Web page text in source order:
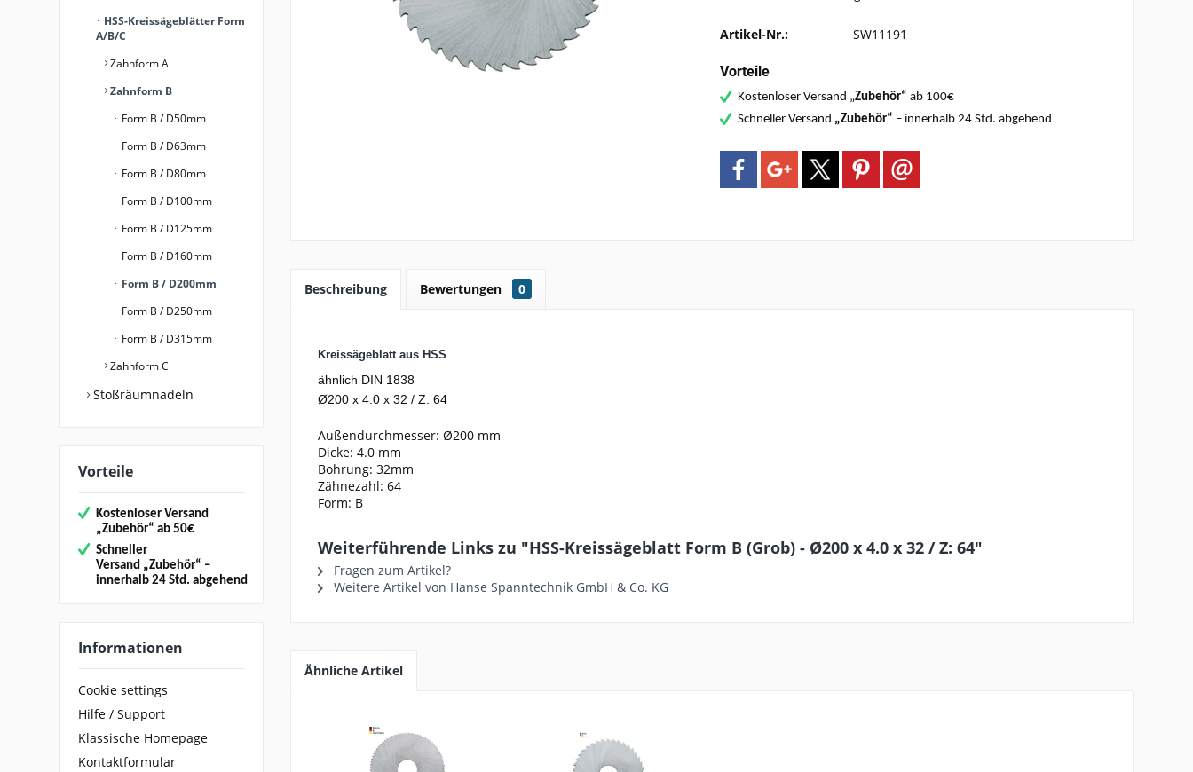
HSS-Kreissägeblätter Form
A/B/C
Zahnform A
Zahnform B
Form B / D50mm
Form B / D63mm
Form B / D80mm
Form B / D100mm
Form B / D125mm
Form B / D160mm
Form B / D200mm
Form B / D250mm
Form B / D315mm
Zahnform C
Stoßräumnadeln
Vorteile
Kostenloser Versand
„Zubehör“ ab 50€
Schneller
Versand „Zubehör“ –
innerhalb 24 Std. abgehend
Informationen
Cookie settings
Hilfe / Support
Klassische Homepage
Kontaktformular
Artikel-Nr.: SW11191
Vorteile
Kostenloser Versand „Zubehör“ ab 100€
Schneller Versand „Zubehör“ – innerhalb 24 Std. abgehend
Beschreibung Bewertungen 0
Kreissägeblatt aus HSS
ähnlich DIN 1838
Ø200 x 4.0 x 32 / Z: 64
Außendurchmesser: Ø200 mm
Dicke: 4.0 mm
Bohrung: 32mm
Zähnezahl: 64
Form: B
Weiterführende Links zu "HSS-Kreissägeblatt Form B (Grob) - Ø200 x 4.0 x 32 / Z: 64"
Fragen zum Artikel?
Weitere Artikel von Hanse Spanntechnik GmbH & Co. KG
Ähnliche Artikel